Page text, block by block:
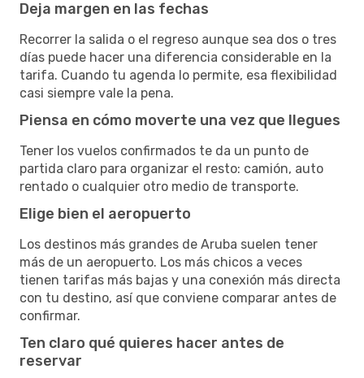
Deja margen en las fechas
Recorrer la salida o el regreso aunque sea dos o tres
días puede hacer una diferencia considerable en la
tarifa. Cuando tu agenda lo permite, esa flexibilidad
casi siempre vale la pena.
Piensa en cómo moverte una vez que llegues
Tener los vuelos confirmados te da un punto de
partida claro para organizar el resto: camión, auto
rentado o cualquier otro medio de transporte.
Elige bien el aeropuerto
Los destinos más grandes de Aruba suelen tener
más de un aeropuerto. Los más chicos a veces
tienen tarifas más bajas y una conexión más directa
con tu destino, así que conviene comparar antes de
confirmar.
Ten claro qué quieres hacer antes de
reservar